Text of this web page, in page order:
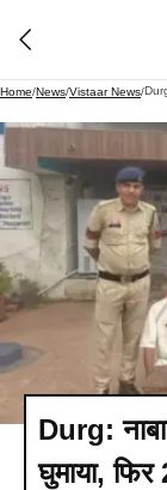
Home/News/Vistaar News/
Durg:
घुमाया,